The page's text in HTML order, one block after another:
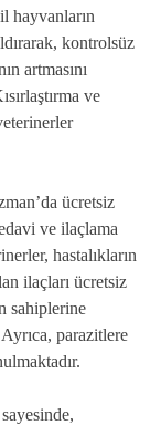
hayvanların
kontrolsüz
artmasını
ve
ücretsiz
ve ilaçlama
hastalıkların
ilaçları ücretsiz
sahiplerine
parazitlere